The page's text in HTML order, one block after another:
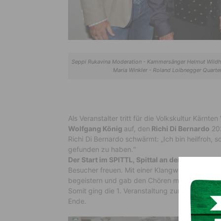
Seppi Rukavina Moderation - Kammersänger Helmut
Maria Winkler - Roland Loibnegger
Als Veranstalter tritt für die Volkskultur
Wolfgang König auf, den Richi Di Bernardo
Richi Di Bernardo schwärmt: „Ich bin heilfroh,
gefunden zu haben.“
Der Start im SPITTL, Spittal an der Drau, war
Besucher freuen. Mit einer Klangwolke der
begeistern und gab den Chören mit dem nicht
Somit ging die 1. Veranstaltung zum Fest der
Ende.